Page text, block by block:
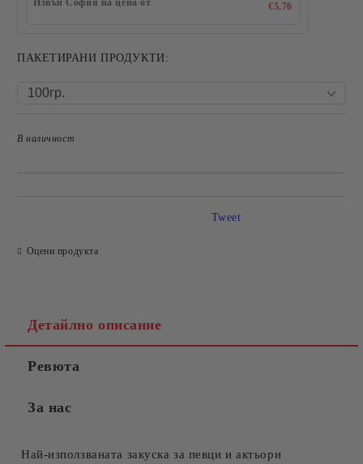
Извън София на цена от
€5.76
ПАКЕТИРАНИ ПРОДУКТИ:
В наличност
Оцени продукта
Tweet
Детайлно описание
Ревюта
За нас
Най-използваната закуска за певци и актьори